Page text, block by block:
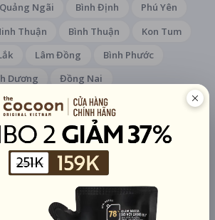
Quảng Ngãi Bình Định
Phú Yên
Thuận Bình Thuận
Kon Tum
Lâm Đồng
Bình Phước
Dương
Đồng Nai
Thành phố Hồ Chí Minh
Giang Bến Tre
Trà Vinh
Tháp An Giang
Giang Sóc Trăng